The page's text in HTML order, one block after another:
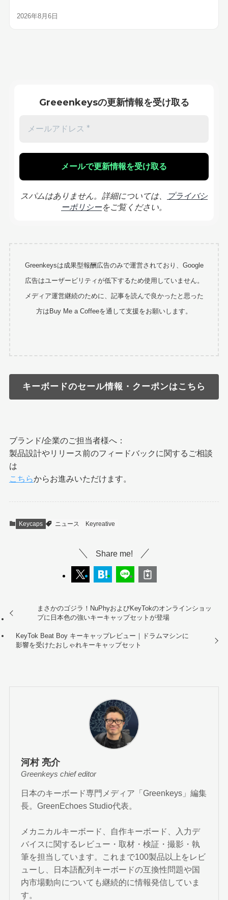
2026年8月6日
Greeenkeysの更新情報を受け取る
スパムはありません。詳細については、
プライバシ
ーポリシーをご覧ください。
Greenkeysは成果型報酬広告のみで運営されており、Google
広告はユーザービリティが低下するため使用していません。
メディア運営継続のために、記事を読んで良かったと思った
方はBuy Me a Coffeeを通して支援をお願いします。
キーボードのセール情報・クーポンはこちら
ブランド/企業のご担当者様へ：
製品設計やリリース前のフィードバックに関するご相談
は
こちらからお進みいただけます。
Keycaps ニュース Keyreative
Share me!
まさかのゴジラ！NuPhyおよびKeyTokのオンラインショッ
プに日本色の強いキーキャップセットが登場
KeyTok Beat Boy キーキャップレビュー｜ドラムマシンに
影響を受けたおしゃれキーキャップセット
河村 亮介
Greenkeys chief editor
日本のキーボード専門メディア「Greenkeys」編集
長。GreenEchoes Studio代表。
メカニカルキーボード、自作キーボード、入力デ
バイスに関するレビュー・取材・検証・撮影・執
筆を担当しています。これまで100製品以上をレビ
ューし、日本語配列キーボードの互換性問題や国
内市場動向についても継続的に情報発信していま
す。